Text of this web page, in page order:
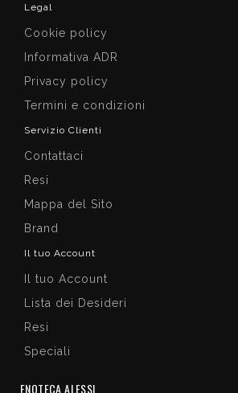
Legal
Cookie policy
Informativa ADR
Privacy policy
Termini e condizioni
Servizio Clienti
Contattaci
Resi
Mappa del Sito
Brand
Il tuo Account
Il tuo Account
Lista dei Desideri
Resi
Speciali
ENOTECA ALESSI